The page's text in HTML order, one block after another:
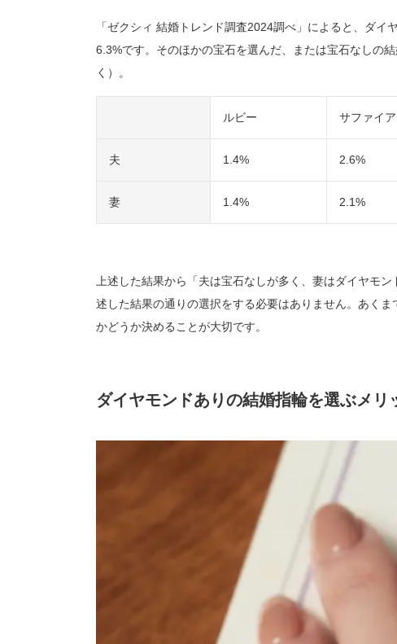
「ゼクシィ 結婚トレンド調査2024調べ」によると、ダ
6.3%です。そのほかの宝石を選んだ、または宝石なしの
く）。
ルビー サファイア
夫 1.4% 2.6%
妻 1.4% 2.1%
上述した結果から「夫は宝石なしが多く、妻はダイヤモ
述した結果の通りの選択をする必要はありません。あく
かどうか決めることが大切です。
ダイヤモンドありの結婚指輪を選ぶメリ